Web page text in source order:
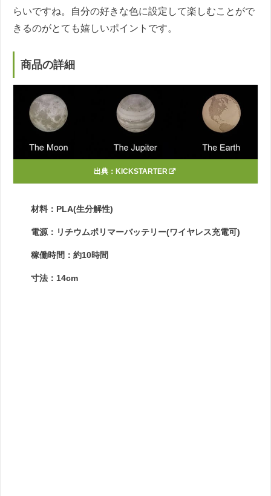
らいですね。自分の好きな色に設定して楽しむことがで
きるのがとても嬉しいポイントです。
商品の詳細
出典： KICKSTARTER
材料：PLA(生分解性)
電源：リチウムポリマーバッテリー(ワイヤレス充電可)
稼働時間：約10時間
寸法：14cm